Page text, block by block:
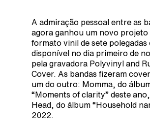
A admiração pessoal entre as
agora ganhou um novo projeto
formato vinil de sete polegadas
disponível no dia primeiro de
pela gravadora Polyvinyl and
Cover. As bandas fizeram
um do outro: Momma, do
“Moments of clarity” deste
Head, do álbum “Household
2022.